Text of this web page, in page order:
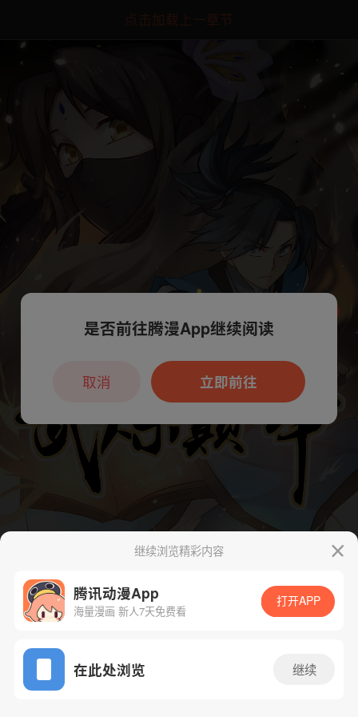
点击加载上一章节
App免费看
下一话 腾漫App免费看
继续浏览精彩内容
腾讯动漫App
海量漫画 新人7天免费看
打开APP
在此处浏览 继续
本章节仅支持App阅读，可打开App新用
户7天免费看
是否前往腾漫App继续阅读
立即前往
取消